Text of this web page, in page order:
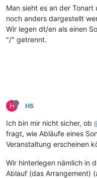
Man sieht es an der
noch anders dargestellt
Wir legen dt/en als einen
"/" getrennt.
H HS
Ich bin mir nicht sicher, ob
fragt, wie Abläufe eines
Veranstaltung erscheinen
Wir hinterlegen nämlich in
Ablauf (das Arrangement)